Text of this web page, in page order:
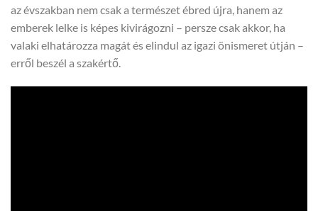
az évszakban nem csak a természet ébred újra, hanem az
emberek lelke is képes kivirágozni – persze csak akkor, ha
valaki elhatározza magát és elindul az igazi önismeret útján –
erről beszél a szakértő.